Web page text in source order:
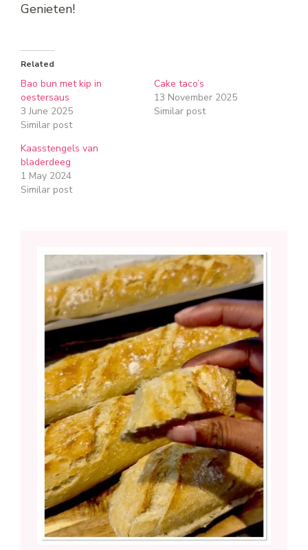
Genieten!
Related
Bao bun met kip in
oestersaus
3 June 2025
Similar post
Cake taco’s
13 November 2025
Similar post
Kaasstengels van
bladerdeeg
1 May 2024
Similar post